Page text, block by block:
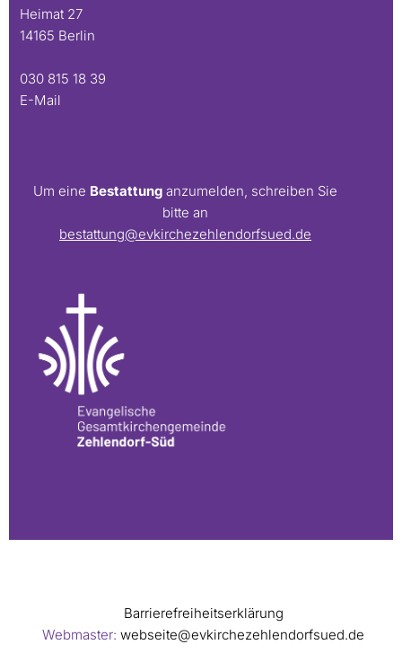
Heimat 27
14165 Berlin
030 815 18 39
E-Mail
Um eine Bestattung anzumelden, schreiben Sie
bitte an
bestattung@evkirchezehlendorfsued.de
Barrierefreiheitserklärung
Webmaster: webseite@evkirchezehlendorfsued.de